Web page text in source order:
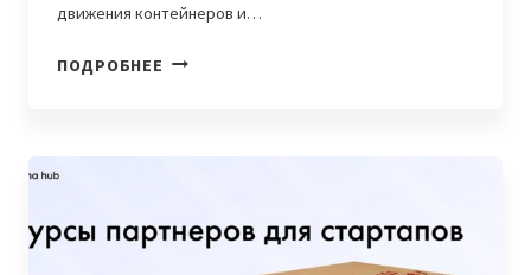
движения контейнеров и…
ПОДРОБНЕЕ НА
«TECH-
ЗАДАЧИ»,